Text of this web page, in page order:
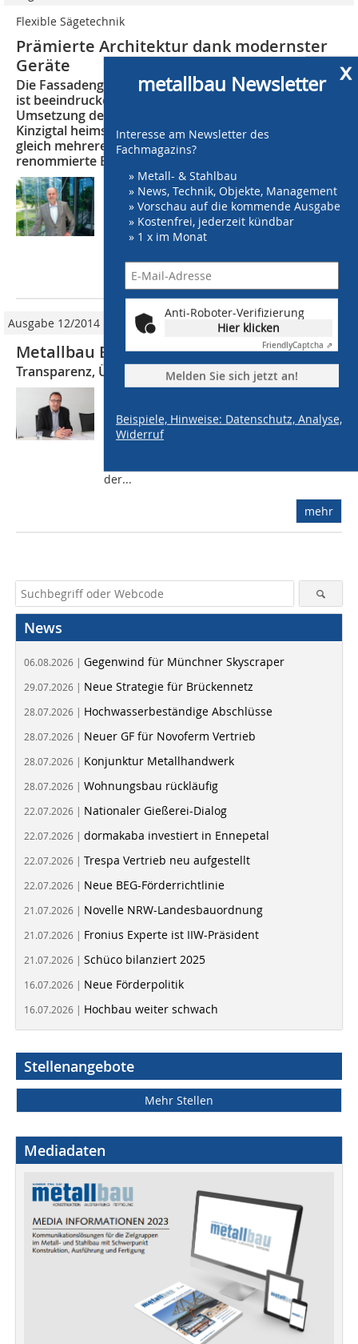
x
metallbau Newsletter
Interesse am Newsletter des
Fachmagazins?
» Metall- & Stahlbau
» News, Technik, Objekte, Management
» Vorschau auf die kommende Ausgabe
» Kostenfrei, jederzeit kündbar
» 1 x im Monat
Anti-Roboter-Verifizierung
Hier klicken
FriendlyCaptcha ⇗
Melden Sie sich jetzt an!
Beispiele, Hinweise: Datenschutz, Analyse,
Widerruf
Flexible Sägetechnik
Prämierte Architektur dank modernster
Geräte
Die Fassadengestaltung der Haser Metallbau GmbH
ist beeindruckend: Für die architektonische
Umsetzung des eigenen Firmensitzes in Haslach im
Kinzigtal heimste das Unternehmen in der Ortenau
gleich mehrere Architekturpreise ein. Auch der
renommierte Bad-Au
Dreh- und Angelpunkt bei der Realisierung
der vielfältigen Metallarbeiten ist unter
anderem die halbautomatische
Unterflurkreissäge PSU 450 H von Behringer
Eisele aus Weilheim/Teck. Die flexible...
Ausgabe 12/2014
Metallbau Bühlmann
Transparenz, Überblick und Controlling
geschäftlichen E-Mails seines Betriebs
zentral. Mit diesen Daten kann ich am
Telefon gegenüber Architekten und
der...
mehr
News
06.08.2026 | Gegenwind für Münchner Skyscraper
29.07.2026 | Neue Strategie für Brückennetz
28.07.2026 | Hochwasserbeständige Abschlüsse
28.07.2026 | Neuer GF für Novoferm Vertrieb
28.07.2026 | Konjunktur Metallhandwerk
28.07.2026 | Wohnungsbau rückläufig
22.07.2026 | Nationaler Gießerei-Dialog
22.07.2026 | dormakaba investiert in Ennepetal
22.07.2026 | Trespa Vertrieb neu aufgestellt
22.07.2026 | Neue BEG-Förderrichtlinie
21.07.2026 | Novelle NRW-Landesbauordnung
21.07.2026 | Fronius Experte ist IIW-Präsident
21.07.2026 | Schüco bilanziert 2025
16.07.2026 | Neue Förderpolitik
16.07.2026 | Hochbau weiter schwach
Stellenangebote
Mehr Stellen
Mediadaten